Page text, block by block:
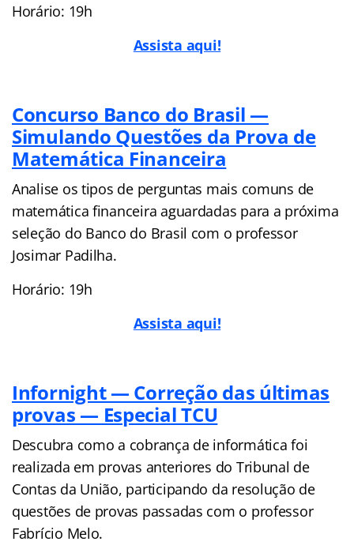
Horário: 19h
Assista aqui!
Concurso Banco do Brasil —
Simulando Questões da Prova de
Matemática Financeira
Analise os tipos de perguntas mais comuns de
matemática financeira aguardadas para a próxima
seleção do Banco do Brasil com o professor
Josimar Padilha.
Horário: 19h
Assista aqui!
Infornight — Correção das últimas
provas — Especial TCU
Descubra como a cobrança de informática foi
realizada em provas anteriores do Tribunal de
Contas da União, participando da resolução de
questões de provas passadas com o professor
Fabrício Melo.